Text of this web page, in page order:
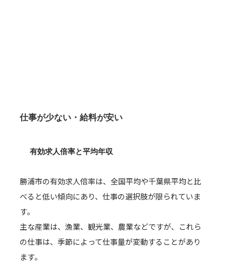
仕事が少ない・給料が安い
有効求人倍率と平均年収
勝浦市の有効求人倍率は、全国平均や千葉県平均と比
べると低い傾向にあり、仕事の選択肢が限られていま
す。
主な産業は、漁業、観光業、農業などですが、これら
の仕事は、季節によって仕事量が変動することがあり
ます。